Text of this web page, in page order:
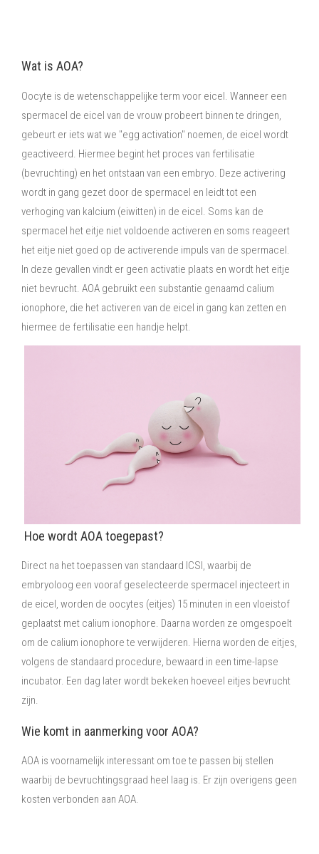
Wat is AOA?
Oocyte is de wetenschappelijke term voor eicel. Wanneer een
spermacel de eicel van de vrouw probeert binnen te dringen,
gebeurt er iets wat we "egg activation" noemen, de eicel wordt
geactiveerd. Hiermee begint het proces van fertilisatie
(bevruchting) en het ontstaan van een embryo. Deze activering
wordt in gang gezet door de spermacel en leidt tot een
verhoging van kalcium (eiwitten) in de eicel. Soms kan de
spermacel het eitje niet voldoende activeren en soms reageert
het eitje niet goed op de activerende impuls van de spermacel.
In deze gevallen vindt er geen activatie plaats en wordt het eitje
niet bevrucht. AOA gebruikt een substantie genaamd calium
ionophore, die het activeren van de eicel in gang kan zetten en
hiermee de fertilisatie een handje helpt.
Hoe wordt AOA toegepast?
Direct na het toepassen van standaard ICSI, waarbij de
embryoloog een vooraf geselecteerde spermacel injecteert in
de eicel, worden de oocytes (eitjes) 15 minuten in een vloeistof
geplaatst met calium ionophore. Daarna worden ze omgespoelt
om de calium ionophore te verwijderen. Hierna worden de eitjes,
volgens de standaard procedure, bewaard in een time-lapse
incubator. Een dag later wordt bekeken hoeveel eitjes bevrucht
zijn.
Wie komt in aanmerking voor AOA?
AOA is voornamelijk interessant om toe te passen bij stellen
waarbij de bevruchtingsgraad heel laag is. Er zijn overigens geen
kosten verbonden aan AOA.